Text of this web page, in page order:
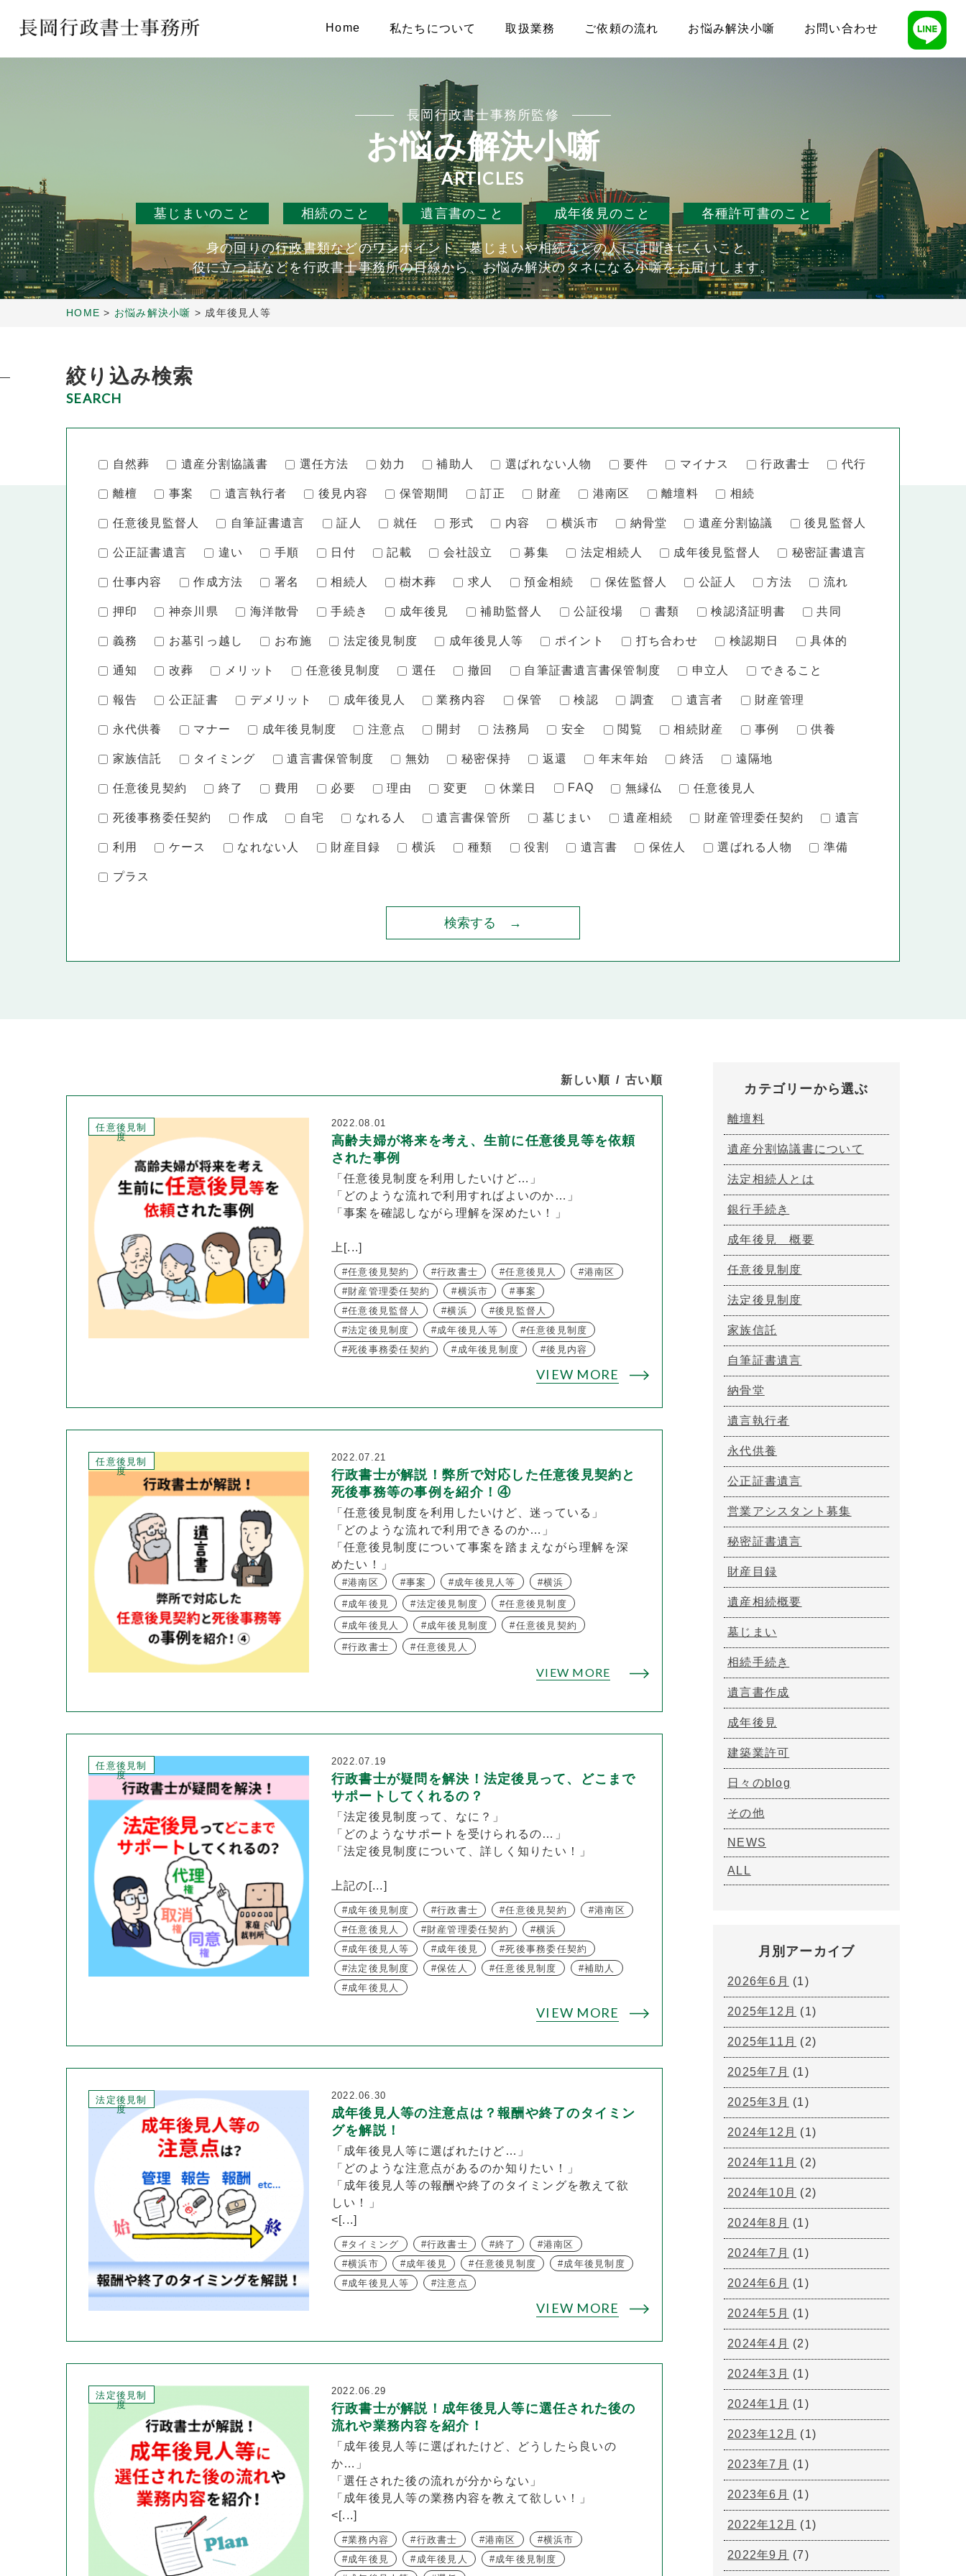
Home 私たちについて 取扱業務 ご依頼の流れ お悩み解決小噺 お問い合わせ
長岡行政書士事務所監修
お悩み解決小噺
ARTICLES
墓じまいのこと 相続のこと 遺言書のこと 成年後見のこと 各種許可書のこと
身の回りの行政書類などのワンポイント、墓じまいや相続などの人には聞きにくいこと、
役に立つ話などを行政書士事務所の目線から、お悩み解決のタネになる小噺をお届けします。
HOME > お悩み解決小噺 > 成年後見人等
絞り込み検索
SEARCH
自然葬 遺産分割協議書 選任方法 効力 補助人 選ばれない人物 要件 マイナス 行政書士 代行
離檀 事案 遺言執行者 後見内容 保管期間 訂正 財産 港南区 離壇料 相続
任意後見監督人 自筆証書遺言 証人 就任 形式 内容 横浜市 納骨堂 遺産分割協議 後見監督人
公正証書遺言 違い 手順 日付 記載 会社設立 募集 法定相続人 成年後見監督人 秘密証書遺言
仕事内容 作成方法 署名 相続人 樹木葬 求人 預金相続 保佐監督人 公証人 方法 流れ
押印 神奈川県 海洋散骨 手続き 成年後見 補助監督人 公証役場 書類 検認済証明書 共同
義務 お墓引っ越し お布施 法定後見制度 成年後見人等 ポイント 打ち合わせ 検認期日 具体的
通知 改葬 メリット 任意後見制度 選任 撤回 自筆証書遺言書保管制度 申立人 できること
報告 公正証書 デメリット 成年後見人 業務内容 保管 検認 調査 遺言者 財産管理
永代供養 マナー 成年後見制度 注意点 開封 法務局 安全 閲覧 相続財産 事例 供養
家族信託 タイミング 遺言書保管制度 無効 秘密保持 返還 年末年始 終活 遠隔地
任意後見契約 終了 費用 必要 理由 変更 休業日 FAQ 無縁仏 任意後見人
死後事務委任契約 作成 自宅 なれる人 遺言書保管所 墓じまい 遺産相続 財産管理委任契約 遺言
利用 ケース なれない人 財産目録 横浜 種類 役割 遺言書 保佐人 選ばれる人物 準備
プラス
新しい順 古い順
任意後見制
度
2022.08.01
高齢夫婦が将来を考え、生前に任意後見等を依頼
された事例
「任意後見制度を利用したいけど…」
「どのような流れで利用すればよいのか…」
「事案を確認しながら理解を深めたい！」
上[...]
任意後見契約 行政書士 任意後見人
港南区
財産管理委任契約
横浜市
事案
任意後見監督人
横浜
後見監督人
法定後見制度
成年後見人等
任意後見制度
死後事務委任契約
成年後見制度 後見内容
VIEW MORE
任意後見制
度
2022.07.21
行政書士が解説！弊所で対応した任意後見契約と
死後事務等の事例を紹介！④
「任意後見制度を利用したいけど、迷っている」
「どのような流れで利用できるのか…」
「任意後見制度について事案を踏まえながら理解を深
めたい！」
港南区 事案 成年後見人等
横浜
成年後見
法定後見制度
任意後見制度
成年後見人
成年後見制度
任意後見契約
行政書士
任意後見人
VIEW MORE
任意後見制
度
2022.07.19
行政書士が疑問を解決！法定後見って、どこまで
サポートしてくれるの？
「法定後見制度って、なに？」
「どのようなサポートを受けられるの…」
「法定後見制度について、詳しく知りたい！」
上記の[...]
成年後見制度 行政書士 任意後見契約
港南区
任意後見人
財産管理委任契約
横浜
成年後見人等
成年後見
死後事務委任契約
法定後見制度
保佐人 任意後見制度
補助人
成年後見人
VIEW MORE
法定後見制
度
2022.06.30
成年後見人等の注意点は？報酬や終了のタイミン
グを解説！
「成年後見人等に選ばれたけど…」
「どのような注意点があるのか知りたい！」
「成年後見人等の報酬や終了のタイミングを教えて欲
しい！」
<[...]
タイミング 行政書士 終了
港南区
横浜市
成年後見 任意後見制度
成年後見制度
成年後見人等
注意点
VIEW MORE
法定後見制
度
2022.06.29
行政書士が解説！成年後見人等に選任された後の
流れや業務内容を紹介！
「成年後見人等に選ばれたけど、どうしたら良いの
か…」
「選任された後の流れが分からない」
「成年後見人等の業務内容を教えて欲しい！」
<[...]
業務内容 行政書士 港南区
横浜市
成年後見
成年後見人
成年後見制度
カテゴリーから選ぶ
離壇料
遺産分割協議書について
法定相続人とは
銀行手続き
成年後見 概要
任意後見制度
法定後見制度
家族信託
自筆証書遺言
納骨堂
遺言執行者
永代供養
公正証書遺言
営業アシスタント募集
秘密証書遺言
財産目録
遺産相続概要
墓じまい
相続手続き
遺言書作成
成年後見
建築業許可
日々のblog
その他
NEWS
ALL
月別アーカイブ
2026年6月 (1)
2025年12月 (1)
2025年11月 (2)
2025年7月 (1)
2025年3月 (1)
2024年12月 (1)
2024年11月 (2)
2024年10月 (2)
2024年8月 (1)
2024年7月 (1)
2024年6月 (1)
2024年5月 (1)
2024年4月 (2)
2024年3月 (1)
2024年1月 (1)
2023年12月 (1)
2023年7月 (1)
2023年6月 (1)
2022年12月 (1)
2022年9月 (7)